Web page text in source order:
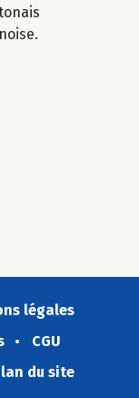
légales
CGU
du site